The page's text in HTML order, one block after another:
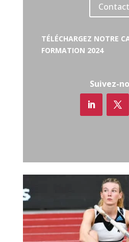
Contact
TÉLÉCHARGEZ NOTRE
FORMATION 2024
Suivez-